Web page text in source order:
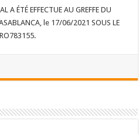
EFFECTUE AU GREFFE DU
le 17/06/2021 SOUS LE